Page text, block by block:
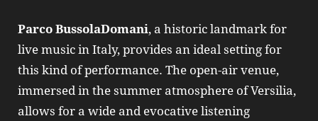
Parco BussolaDomani, a historic landmark for
live music in Italy, provides an ideal setting for
this kind of performance. The open‑air venue,
immersed in the summer atmosphere of Versilia,
allows for a wide and evocative listening